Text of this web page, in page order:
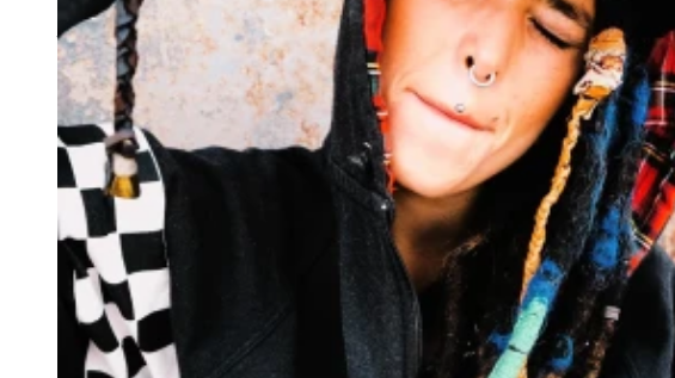
Jangan nilai seseorang dari penampilannya. Ketulusan anak punk ini
tulus.
Selasa, 4 Agustus 2026 | 16:00 WIB
Syariah
Hukum Menonton Bioskop dalam Perspektif Fiqih
Selasa, 4 Agustus 2026 | 13:33 WIB
Sirah Nabawiyah
Sistem Penggajian Pejabat pada Masa Khulafaur Rasyidin
Selasa, 4 Agustus 2026 | 11:14 WIB